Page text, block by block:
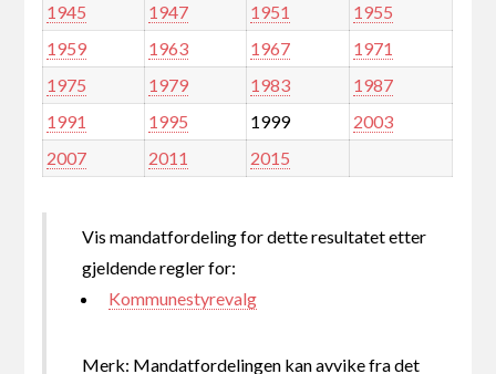
1945 1947 1951
1955
1959
1963 1967
1971
1975
1979 1983
1987
1991
1995 1999
2003
2007
2011 2015
Vis mandatfordeling for dette resultatet etter
gjeldende regler for:
Kommunestyrevalg
Merk: Mandatfordelingen kan avvike fra det